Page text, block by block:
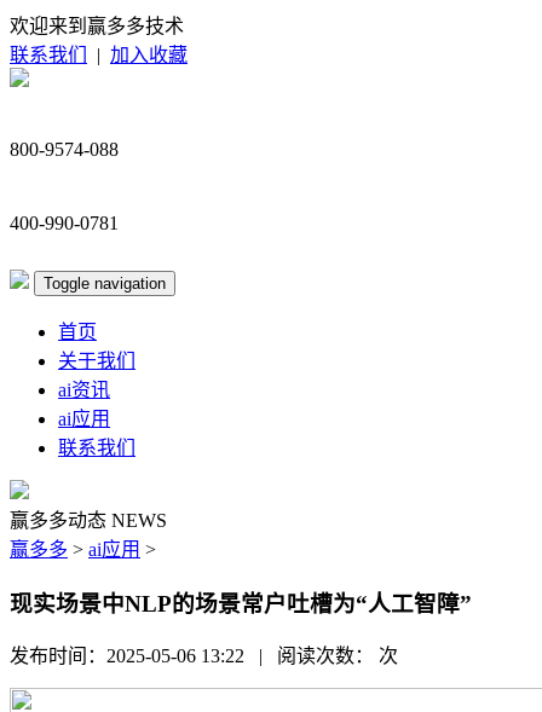
欢迎来到赢多多技术
联系我们
| 加入收藏
800-9574-088
400-990-0781
Toggle navigation
首页
关于我们
ai资讯
ai应用
联系我们
赢多多动态 NEWS
赢多多 > ai应用 >
现实场景中NLP的场景常户吐槽为“人工智障”
发布时间：2025-05-06 13:22 | 阅读次数： 次